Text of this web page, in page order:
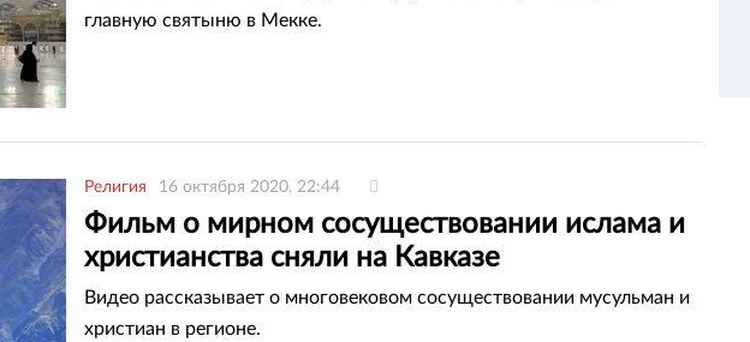
главную святыню в Мекке.
Религия 16 октября 2020, 22:44
Фильм о мирном сосуществовании ислама и
христианства сняли на Кавказе
Видео рассказывает о многовековом сосуществовании мусульман и
христиан в регионе.